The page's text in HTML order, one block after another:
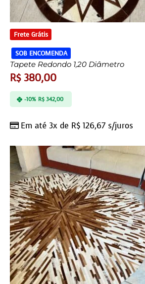
Frete Grátis
SOB ENCOMENDA
Tapete Redondo 1,20 Diâmetro
R$380,00
Em até 3x de R$ 126,67 s/juros
-10% R$342,00